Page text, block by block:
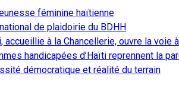
féminine haïtienne
de plaidoirie du BDHH
accueillie à la Chancellerie, ouvre la voie
handicapées d’Haïti reprennent la
démocratique et réalité du terrain